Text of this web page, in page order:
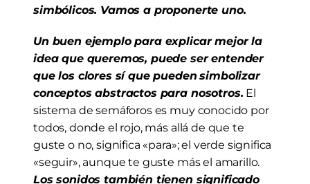
simbólicos. Vamos a proponerte uno.
Un buen ejemplo para explicar mejor la
idea que queremos, puede ser entender
que los clores sí que pueden simbolizar
conceptos abstractos para nosotros. El
sistema de semáforos es muy conocido por
todos, donde el rojo, más allá de que te
guste o no, significa «para»; el verde significa
Los sonidos también tienen significado